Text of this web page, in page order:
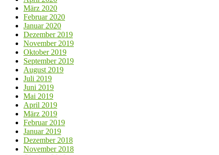
März 2020
Februar 2020
Januar 2020
Dezember 2019
November 2019
Oktober 2019
September 2019
August 2019
Juli 2019
Juni 2019
Mai 2019
April 2019
März 2019
Februar 2019
Januar 2019
Dezember 2018
November 2018